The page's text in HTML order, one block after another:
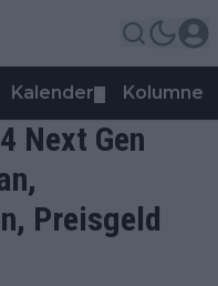
Kalender Kolumnen
Next Gen
Preisgeld